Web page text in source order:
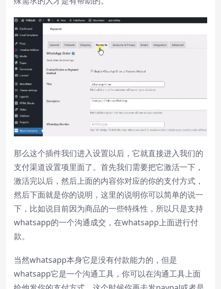
那么这个插件我们进入设置以后，它就直接进入我们的
支付渠道设置项里面了。首先我们需要把它激活一下，
激活完以后，然后上面的内容你对应的你的支付方式，
然后下面就是你的说明，这里的说明你可以简单的说一
下，比如说目前因为商品的一些特殊性，所以只是支持
whatsapp的一个沟通成交，在whatsapp上面进行付
款。
当然whatsapp本身它是没有付款能力的，但是
whatsapp它是一个沟通工具，你可以在沟通工具上面